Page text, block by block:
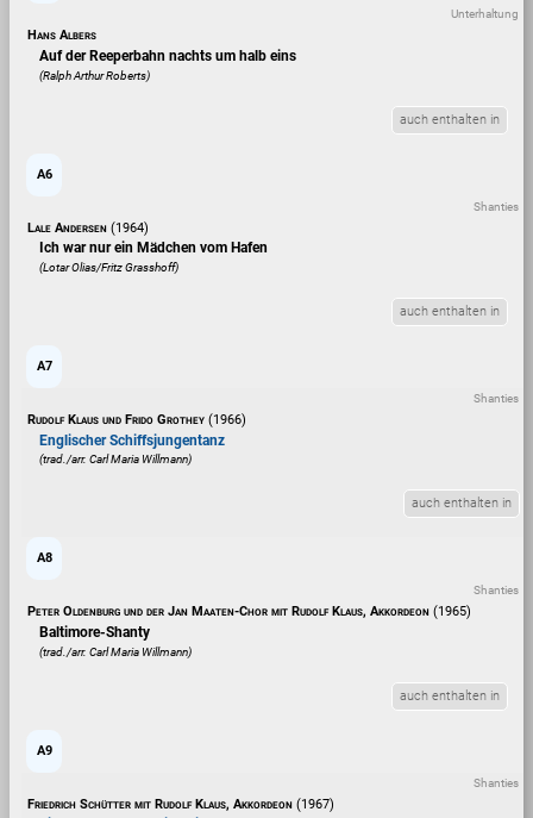
Unterhaltung
Hans Albers
Auf der Reeperbahn nachts um halb eins
(Ralph Arthur Roberts)
auch enthalten in
A6
Shanties
Lale Andersen (1964)
Ich war nur ein Mädchen vom Hafen
(Lotar Olias/Fritz Grasshoff)
auch enthalten in
A7
Shanties
Rudolf Klaus und Frido Grothey (1966)
Englischer Schiffsjungentanz
(trad./arr. Carl Maria Willmann)
auch enthalten in
A8
Shanties
Peter Oldenburg und der Jan Maaten-Chor mit Rudolf Klaus, Akkordeon (1965)
Baltimore-Shanty
(trad./arr. Carl Maria Willmann)
auch enthalten in
A9
Shanties
Friedrich Schütter mit Rudolf Klaus, Akkordeon (1967)